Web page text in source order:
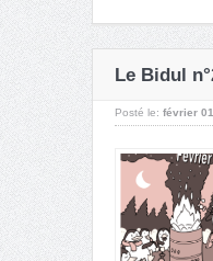
Le Bidul
Posté le: février